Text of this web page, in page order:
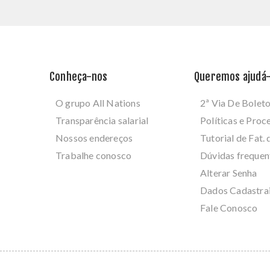
Conheça-nos
O grupo All Nations
Transparência salarial
Nossos endereços
Trabalhe conosco
Queremos
2ª Via De
Políticas e
Tutorial de Fat.
Dúvidas
Alterar Senha
Dados
Fale Conosco